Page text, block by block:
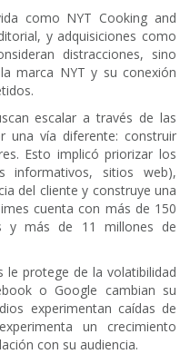
como NYT Cooking and
y adquisiciones como
distracciones, sino
marca NYT y su conexión
escalar a través de las
una vía diferente: construir
Esto implicó priorizar los
informativos, sitios web),
del cliente y construye una
cuenta con más de 150
y más de 11 millones de
le protege de la volatibilidad
o Google cambian su
experimentan caídas de
un crecimiento
con su audiencia.